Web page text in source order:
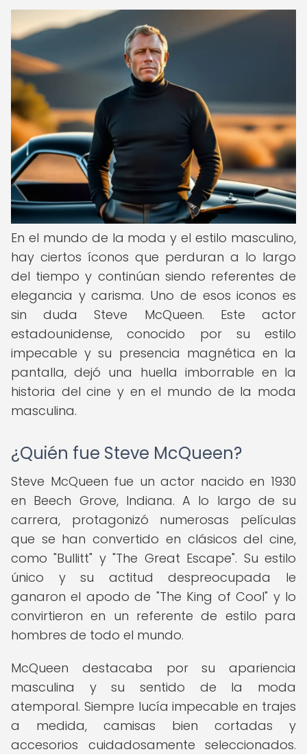
En el mundo de la moda y el estilo masculino,
hay ciertos íconos que perduran a lo largo
del tiempo y continúan siendo referentes de
elegancia y carisma. Uno de esos iconos es
sin duda Steve McQueen. Este actor
estadounidense, conocido por su estilo
impecable y su presencia magnética en la
pantalla, dejó una huella imborrable en la
historia del cine y en el mundo de la moda
masculina.
¿Quién fue Steve McQueen?
Steve McQueen fue un actor nacido en 1930
en Beech Grove, Indiana. A lo largo de su
carrera, protagonizó numerosas películas
que se han convertido en clásicos del cine,
como "Bullitt" y "The Great Escape". Su estilo
único y su actitud despreocupada le
ganaron el apodo de "The King of Cool" y lo
convirtieron en un referente de estilo para
hombres de todo el mundo.
McQueen destacaba por su apariencia
masculina y su sentido de la moda
atemporal. Siempre lucía impecable en trajes
a medida, camisas bien cortadas y
accesorios cuidadosamente seleccionados.